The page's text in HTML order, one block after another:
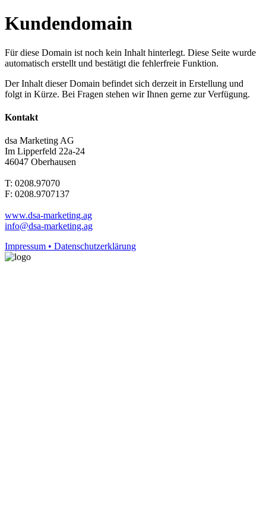
Kundendomain
Für diese Domain ist noch kein Inhalt hinterlegt. Diese Seite wurde
automatisch erstellt und bestätigt die fehlerfreie Funktion.
Der Inhalt dieser Domain befindet sich derzeit in Erstellung und
folgt in Kürze. Bei Fragen stehen wir Ihnen gerne zur Verfügung.
Kontakt
dsa Marketing AG
Im Lipperfeld 22a-24
46047 Oberhausen
T: 0208.97070
F: 0208.9707137
www.dsa-marketing.ag
info@dsa-marketing.ag
Impressum • Datenschutzerklärung